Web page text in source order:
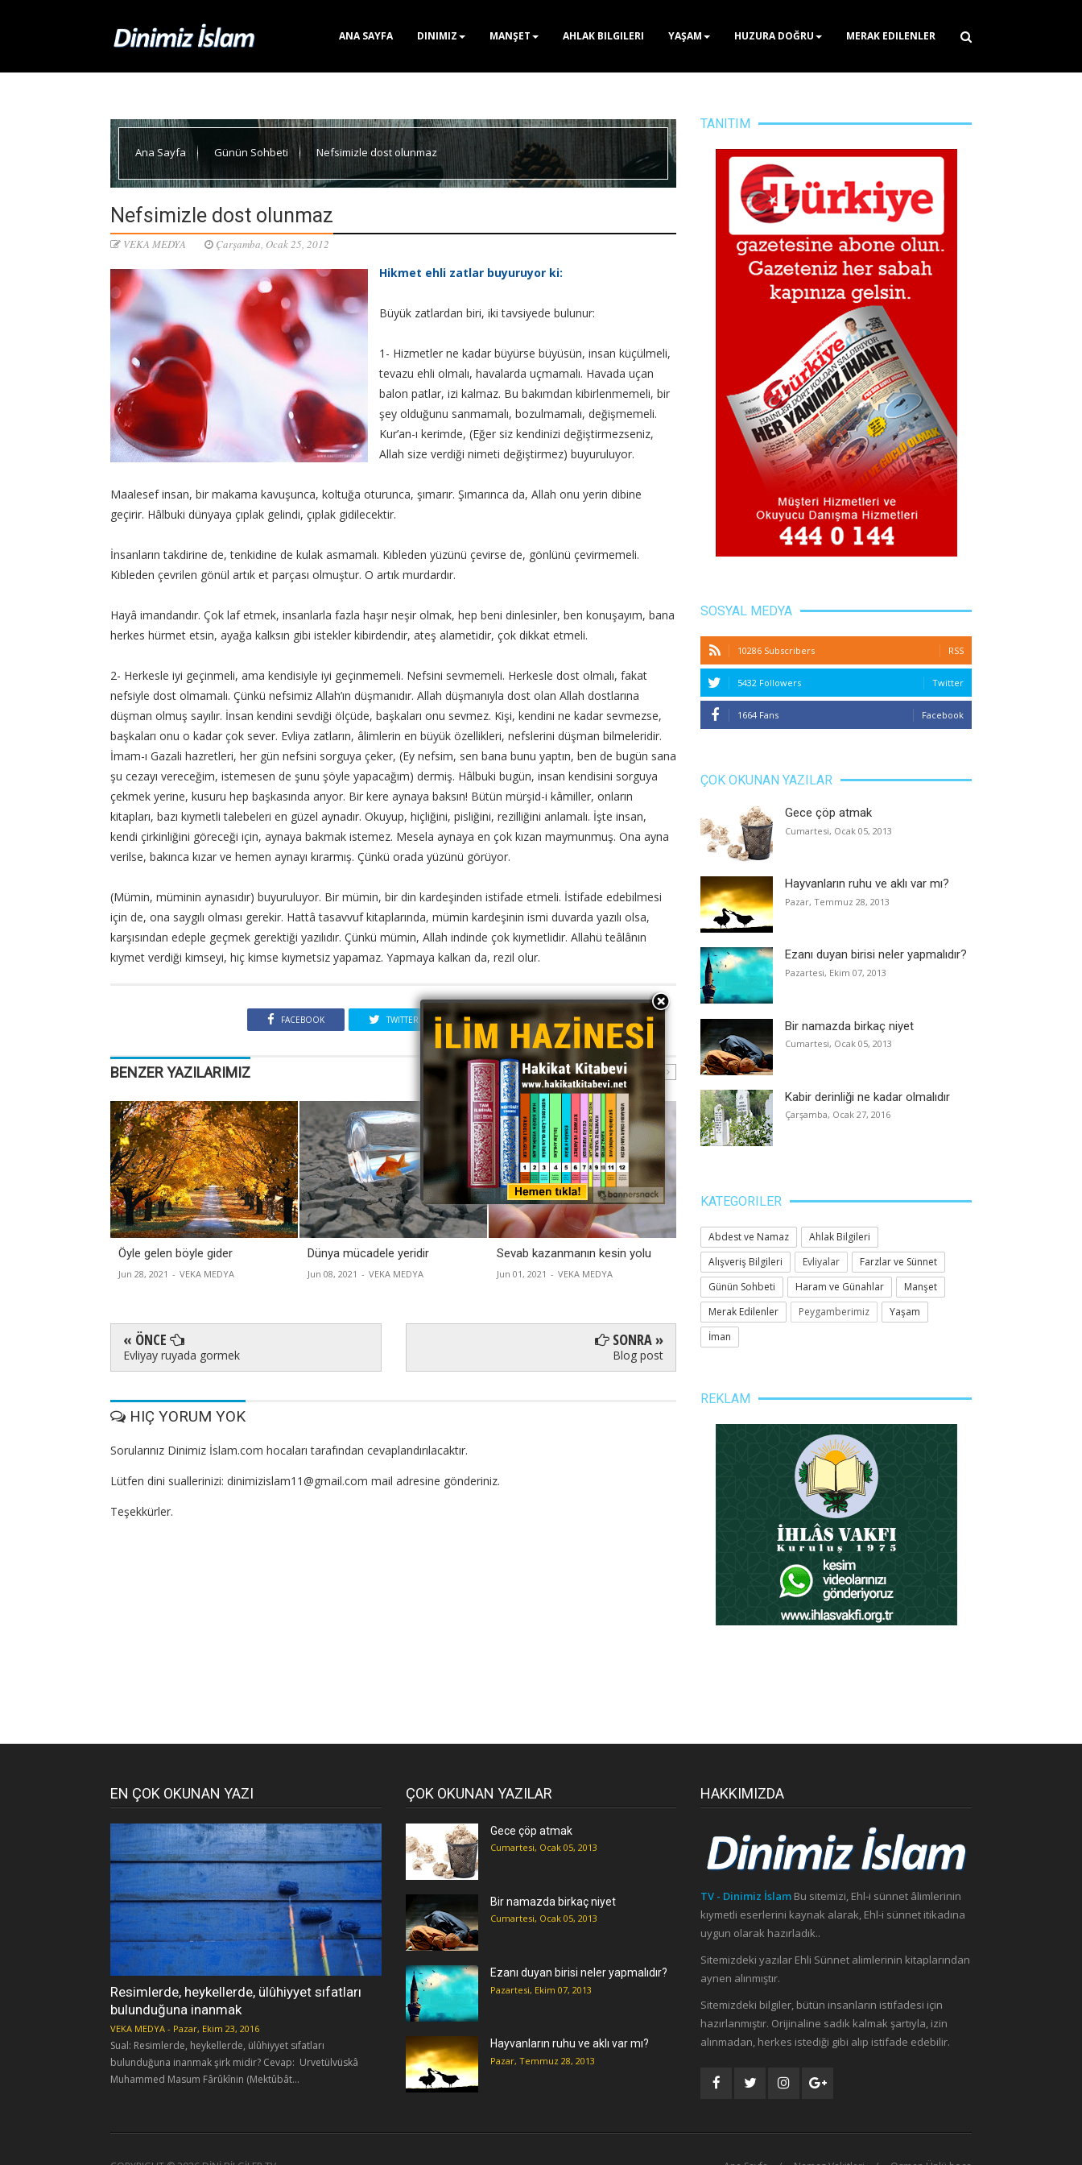
ANA SAYFA DINIMIZ MANŞET AHLAK BILGILERI YAŞAM HUZURA DOĞRU MERAK EDILENLER
Ana Sayfa Günün Sohbeti Nefsimizle dost olunmaz
Nefsimizle dost olunmaz
VEKA MEDYA Çarşamba, Ocak 25, 2012
Hikmet ehli zatlar buyuruyor ki:
Büyük zatlardan biri, iki tavsiyede bulunur:
1- Hizmetler ne kadar büyürse büyüsün, insan küçülmeli,
tevazu ehli olmalı, havalarda uçmamalı. Havada uçan
balon patlar, izi kalmaz. Bu bakımdan kibirlenmemeli, bir
şey olduğunu sanmamalı, bozulmamalı, değişmemeli.
Kur’an-ı kerimde, (Eğer siz kendinizi değiştirmezseniz,
Allah size verdiği nimeti değiştirmez) buyuruluyor.
Maalesef insan, bir makama kavuşunca, koltuğa oturunca, şımarır. Şımarınca da, Allah onu yerin dibine
geçirir. Hâlbuki dünyaya çıplak gelindi, çıplak gidilecektir.
İnsanların takdirine de, tenkidine de kulak asmamalı. Kıbleden yüzünü çevirse de, gönlünü çevirmemeli.
Kıbleden çevrilen gönül artık et parçası olmuştur. O artık murdardır.
Hayâ imandandır. Çok laf etmek, insanlarla fazla haşır neşir olmak, hep beni dinlesinler, ben konuşayım, bana
herkes hürmet etsin, ayağa kalksın gibi istekler kibirdendir, ateş alametidir, çok dikkat etmeli.
2- Herkesle iyi geçinmeli, ama kendisiyle iyi geçinmemeli. Nefsini sevmemeli. Herkesle dost olmalı, fakat
nefsiyle dost olmamalı. Çünkü nefsimiz Allah’ın düşmanıdır. Allah düşmanıyla dost olan Allah dostlarına
düşman olmuş sayılır. İnsan kendini sevdiği ölçüde, başkaları onu sevmez. Kişi, kendini ne kadar sevmezse,
başkaları onu o kadar çok sever. Evliya zatların, âlimlerin en büyük özellikleri, nefslerini düşman bilmeleridir.
İmam-ı Gazali hazretleri, her gün nefsini sorguya çeker, (Ey nefsim, sen bana bunu yaptın, ben de bugün sana
şu cezayı vereceğim, istemesen de şunu şöyle yapacağım) dermiş. Hâlbuki bugün, insan kendisini sorguya
çekmek yerine, kusuru hep başkasında arıyor. Bir kere aynaya baksın! Bütün mürşid-i kâmiller, onların
kitapları, bazı kıymetli talebeleri en güzel aynadır. Okuyup, hiçliğini, pisliğini, rezilliğini anlamalı. İşte insan,
kendi çirkinliğini göreceği için, aynaya bakmak istemez. Mesela aynaya en çok kızan maymunmuş. Ona ayna
verilse, bakınca kızar ve hemen aynayı kırarmış. Çünkü orada yüzünü görüyor.
(Mümin, müminin aynasıdır) buyuruluyor. Bir mümin, bir din kardeşinden istifade etmeli. İstifade edebilmesi
için de, ona saygılı olması gerekir. Hattâ tasavvuf kitaplarında, mümin kardeşinin ismi duvarda yazılı olsa,
karşısından edeple geçmek gerektiği yazılıdır. Çünkü mümin, Allah indinde çok kıymetlidir. Allahü teâlânın
kıymet verdiği kimseyi, hiç kimse kıymetsiz yapamaz. Yapmaya kalkan da, rezil olur.
FACEBOOK TWITTER PINTEREST
BENZER YAZILARIMIZ
Öyle gelen böyle gider
Jun 28, 2021 - VEKA MEDYA
Dünya mücadele yeridir
Jun 08, 2021 - VEKA MEDYA
Sevab kazanmanın kesin yolu
Jun 01, 2021 - VEKA MEDYA
İslâmiyete uyan rahat ve mesut
yaşar
Apr 22, 2021 - VEKA MEDYA
İyi, hakiki bir Müslüman olmak
Apr 16, 2021 - VEKA MEDYA
« ÖNCE
Evliyay ruyada gormek
SONRA »
Blog post
HIÇ YORUM YOK
Sorularınız Dinimiz İslam.com hocaları tarafından cevaplandırılacaktır.
Lütfen dini suallerinizi: dinimizislam11@gmail.com mail adresine gönderiniz.
Teşekkürler.
TANITIM
SOSYAL MEDYA
10286 Subscribers RSS
5432 Followers Twitter
1664 Fans Facebook
ÇOK OKUNAN YAZILAR
Gece çöp atmak
Cumartesi, Ocak 05, 2013
Hayvanların ruhu ve aklı var mı?
Pazar, Temmuz 28, 2013
Ezanı duyan birisi neler yapmalıdır?
Pazartesi, Ekim 07, 2013
Bir namazda birkaç niyet
Cumartesi, Ocak 05, 2013
Kabir derinliği ne kadar olmalıdır
Çarşamba, Ocak 27, 2016
KATEGORILER
Abdest ve Namaz
Ahlak Bilgileri
Alışveriş Bilgileri
Evliyalar
Farzlar ve Sünnet
Günün Sohbeti
Haram ve Günahlar
Manşet
Merak Edilenler
Peygamberimiz
Yaşam
İman
REKLAM
EN ÇOK OKUNAN YAZI
Resimlerde, heykellerde, ülûhiyyet sıfatları
bulunduğuna inanmak
VEKA MEDYA - Pazar, Ekim 23, 2016
Sual: Resimlerde, heykellerde, ülûhiyyet sıfatları
bulunduğuna inanmak şirk midir? Cevap: Urvetülvüskâ
Muhammed Masum Fârûkînin (Mektûbât...
ÇOK OKUNAN YAZILAR
Gece çöp atmak
Cumartesi, Ocak 05, 2013
Bir namazda birkaç niyet
Cumartesi, Ocak 05, 2013
Ezanı duyan birisi neler yapmalıdır?
Pazartesi, Ekim 07, 2013
Hayvanların ruhu ve aklı var mı?
Pazar, Temmuz 28, 2013
HAKKIMIZDA
TV - Dinimiz İslam Bu sitemizi, Ehl-i sünnet âlimlerinin
kıymetli eserlerini kaynak alarak, Ehl-i sünnet itikadına
uygun olarak hazırladık..
Sitemizdeki yazılar Ehli Sünnet alimlerinin kitaplarından
aynen alınmıştır.
Sitemizdeki bilgiler, bütün insanların istifadesi için
hazırlanmıştır. Orijinaline sadık kalmak şartıyla, izin
alınmadan, herkes istediği gibi alıp istifade edebilir.